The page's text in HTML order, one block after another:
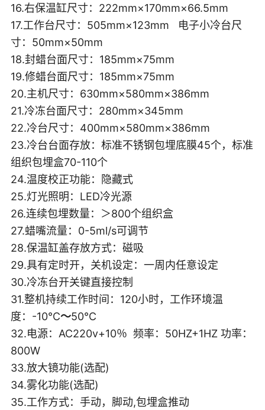
16.右保温缸尺寸： 222mm×170mm×66.5mm
17.工作台尺寸：505mm×123mm 电子小冷台尺
寸：50mm×50mm
18.封蜡台面尺寸：185mm×75mm
19.修蜡台面尺寸：185mm×75mm
20.主机尺寸：630mm×580mm×386mm
21.冷冻台面尺寸：280mm×345mm
22.冷台尺寸：400mm×580mm×386mm
23.冷台台面存放：标准不锈钢包埋底膜45个，标准
组织包埋盒70-110个
24.温度校正功能：隐藏式
25.灯光照明：LED冷光源
26.连续包埋数量：＞800个组织盒
27.蜡嘴流量：0-5ml/s可调节
28.保温缸盖存放方式：磁吸
29.具有定时开，关机设定：一周内任意设定
30.冷冻台开关键直接控制
31.整机持续工作时间：120小时，工作环境温
度：-10℃～50℃
32.电源：AC220v+10％ 频率：50HZ+1HZ 功率：
800W
33.放大镜功能(选配)
34.雾化功能(选配)
35.工作方式：手动，脚动,包埋盒推动